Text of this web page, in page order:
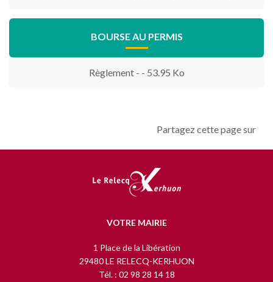
BOURSE AU PERMIS
Règlement - - 53.95 Ko
Partagez cette page sur
VOTRE MAIRIE
1 Place de la Libération
29480 LE RELECQ-KERHUON
Tél. : 02 98 28 14 18